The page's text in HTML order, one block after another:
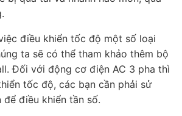
điều khiển tốc độ một số loại
ta sẽ có thể tham khảo thêm bộ
Đối với động cơ điện AC 3 pha thì
tốc độ, các bạn cần phải sử
điều khiển tần số.